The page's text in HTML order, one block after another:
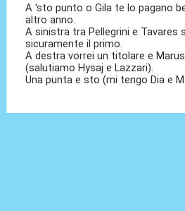
A 'sto punto o Gila te lo pagano
altro anno.
A sinistra tra Pellegrini e Tavares
sicuramente il primo.
A destra vorrei un titolare e
(salutiamo Hysaj e Lazzari).
Una punta e sto (mi tengo Dia e